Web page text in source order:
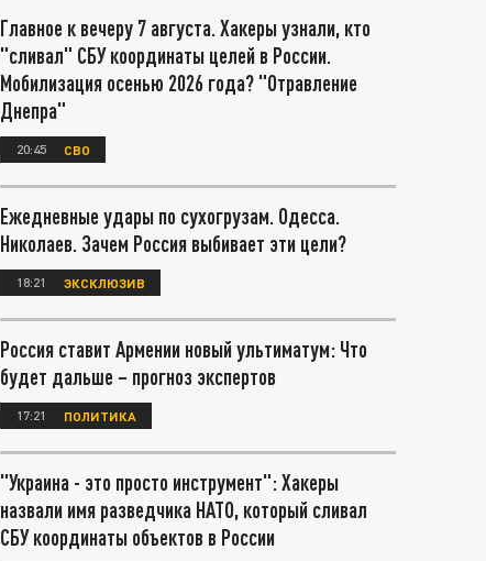
Главное к вечеру 7 августа. Хакеры узнали, кто
"сливал" СБУ координаты целей в России.
Мобилизация осенью 2026 года? "Отравление
Днепра"
20:45 СВО
Ежедневные удары по сухогрузам. Одесса.
Николаев. Зачем Россия выбивает эти цели?
18:21 ЭКСКЛЮЗИВ
Россия ставит Армении новый ультиматум: Что
будет дальше – прогноз экспертов
17:21 ПОЛИТИКА
"Украина - это просто инструмент": Хакеры
назвали имя разведчика НАТО, который сливал
СБУ координаты объектов в России